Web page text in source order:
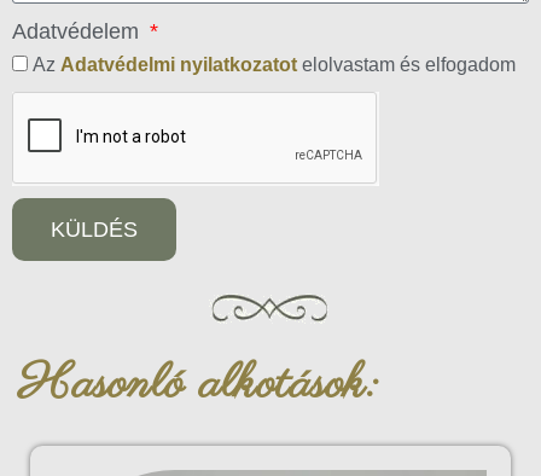
Adatvédelem
Az Adatvédelmi nyilatkozatot elolvastam és elfogadom
KÜLDÉS
Hasonló alkotások: